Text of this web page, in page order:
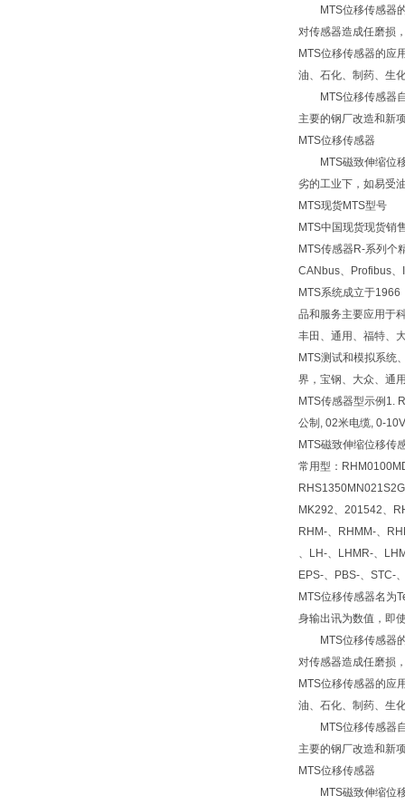
MTS位移传感器的
对传感器造成任磨损
MTS位移传感器的应
油、石化、制药、生
MTS位移传感器自
主要的钢厂改造和新
MTS位移传感器
MTS磁致伸缩位移
劣的工业下，如易受
MTS现货MTS型号
MTS中国现货现货销
MTS传感器R-系列个
CANbus、Profibus、
MTS系统成立于
品和服务主要应用于
丰田、通用、福特、
MTS测试和模拟系统
界，宝钢、大众、通
MTS传感器型示例1.
公制, 02米电缆, 0-
MTS磁致伸缩位移传
常用型：
MK292、201542、
RHM-、RHMM-、
、LH-、LHMR-、
EPS-、PBS-、STC-
MTS位移传感器名为
身输出讯为数值，即
MTS位移传感器的
对传感器造成任磨损
MTS位移传感器的应
油、石化、制药、生
MTS位移传感器自
主要的钢厂改造和新
MTS位移传感器
MTS磁致伸缩位移